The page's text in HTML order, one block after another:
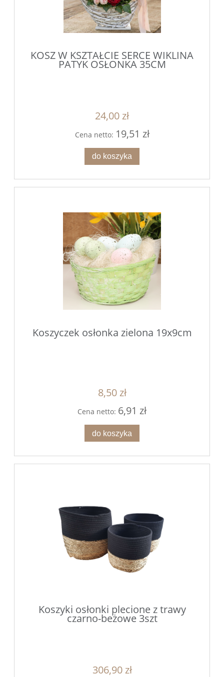
KOSZ W KSZTAŁCIE SERCE WIKLINA
PATYK OSŁONKA 35CM
24,00 zł
Cena netto: 19,51 zł
do koszyka
Koszyczek osłonka zielona 19x9cm
8,50 zł
Cena netto: 6,91 zł
do koszyka
Koszyki osłonki plecione z trawy
czarno-beżowe 3szt
306,90 zł